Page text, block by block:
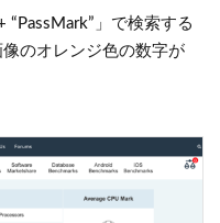
“PassMark”」で検索する
のオレンジ色の数字が